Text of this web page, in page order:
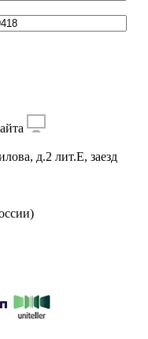
д.2 лит.Е, заезд